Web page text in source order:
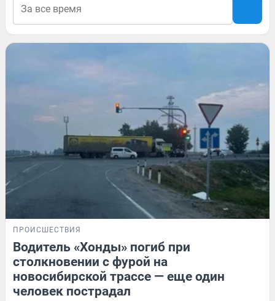
ПРОИСШЕСТВИЯ
Водитель «Хонды» погиб при
столкновении с фурой на
новосибирской трассе — еще один
человек пострадал